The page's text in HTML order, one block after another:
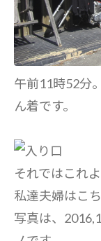
午前11時52分
ん着です。
それではこれ
私達夫婦はこ
写真は、